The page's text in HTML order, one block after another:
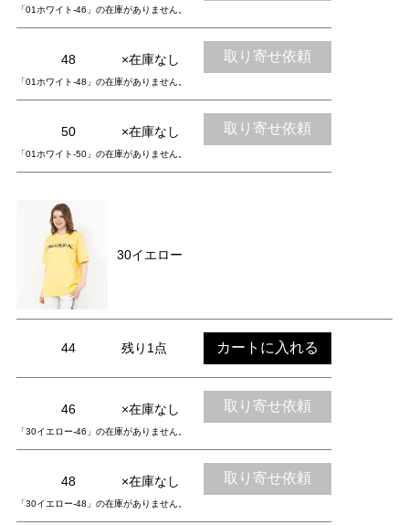
「01ホワイト-46」の在庫がありません。
48 ×在庫なし 取り寄せ依頼
「01ホワイト-48」の在庫がありません。
50 ×在庫なし 取り寄せ依頼
「01ホワイト-50」の在庫がありません。
30イエロー
44 残り1点 カートに入れる
46 ×在庫なし 取り寄せ依頼
「30イエロー-46」の在庫がありません。
48 ×在庫なし 取り寄せ依頼
「30イエロー-48」の在庫がありません。